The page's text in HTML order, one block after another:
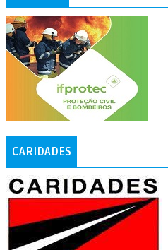
CARIDADES